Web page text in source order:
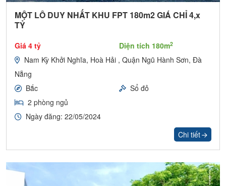
MỘT LÔ DUY NHẤT KHU FPT 180m2 GIÁ CHỈ 4,x
TỶ
Giá 4 tỷ Diện tích 180m2
Nam Kỳ Khởi Nghĩa, Hoà Hải , Quận Ngũ Hành Sơn, Đà
Nẵng
Bắc
Sổ đỏ
2 phòng ngủ
Ngày đăng: 22/05/2024
Chi tiết